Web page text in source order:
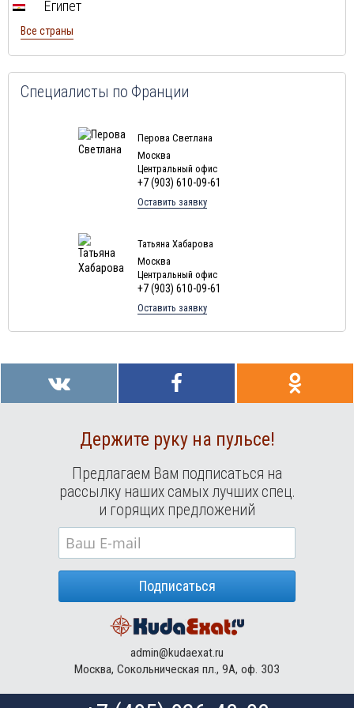
Туры в
Туры в Россию в августе
Туры в Кубу в августе
Доминиканская Республика
Туры в Грецию в августе
Туры в Мальдивы в августе
Туры в Маврикий в августе
Египет
Все страны
Специалисты по Франции
Перова Светлана
Москва
Центральный офис
+7 (903) 610-09-61
Оставить заявку
Татьяна Хабарова
Москва
Центральный офис
+7 (903) 610-09-61
Оставить заявку
Держите руку на пульсе!
Предлагаем Вам подписаться на
рассылку наших самых лучших спец.
и горящих предложений
Подписаться
admin@kudaexat.ru
Москва, Сокольническая пл., 9А, оф. 303